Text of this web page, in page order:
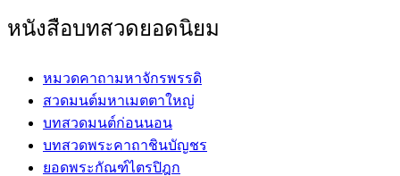
หนังสือบทสวดยอดนิยม
หมวดคาถามหาจักรพรรดิ
สวดมนต์มหาเมตตาใหญ่
บทสวดมนต์ก่อนนอน
บทสวดพระคาถาชินบัญชร
ยอดพระกัณฑ์ไตรปิฎก